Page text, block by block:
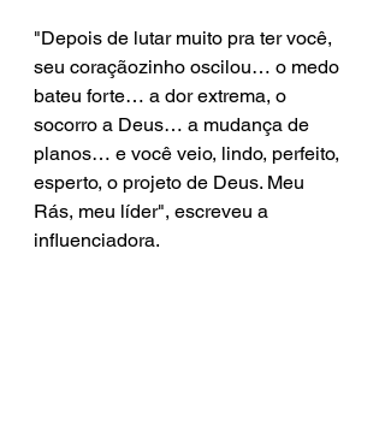
"Depois de lutar muito pra ter você,
seu coraçãozinho oscilou… o medo
bateu forte… a dor extrema, o
socorro a Deus… a mudança de
planos… e você veio, lindo, perfeito,
esperto, o projeto de Deus. Meu
Rás, meu líder", escreveu a
influenciadora.